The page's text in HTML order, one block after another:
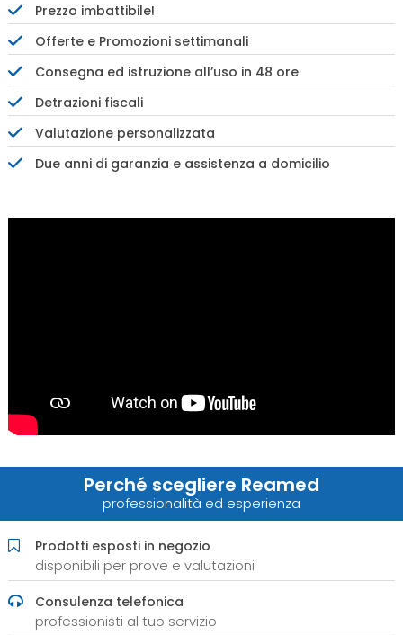
Prezzo imbattibile!
Offerte e Promozioni settimanali
Consegna ed istruzione all’uso in 48 ore
Detrazioni fiscali
Valutazione personalizzata
Due anni di garanzia e assistenza a domicilio
Perché scegliere Reamed
professionalità ed esperienza
Prodotti esposti in negozio
disponibili per prove e valutazioni
Consulenza telefonica
professionisti al tuo servizio